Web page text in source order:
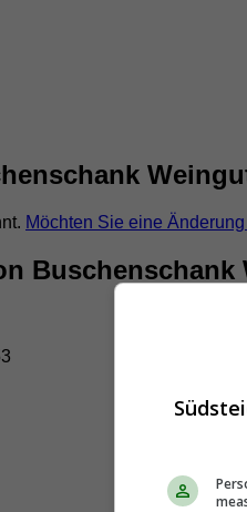
Möchten Sie eine
Buschenschank